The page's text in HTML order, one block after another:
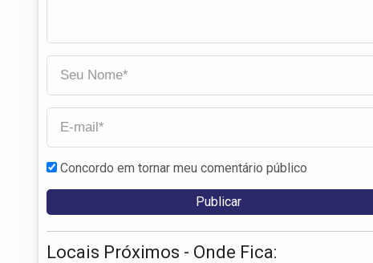
Concordo em tornar meu comentário público
Locais Próximos - Onde Fica: